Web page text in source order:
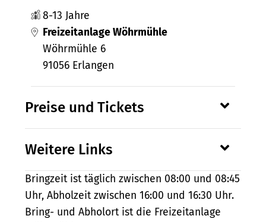
Preise und Tickets
Weitere Links
Bringzeit ist täglich zwischen 08:00 und 08:45
Uhr, Abholzeit zwischen 16:00 und 16:30 Uhr.
Bring- und Abholort ist die Freizeitanlage
8-13 Jahre
Freizeitanlage Wöhrmühle
Wöhrmühle 6
91056 Erlangen